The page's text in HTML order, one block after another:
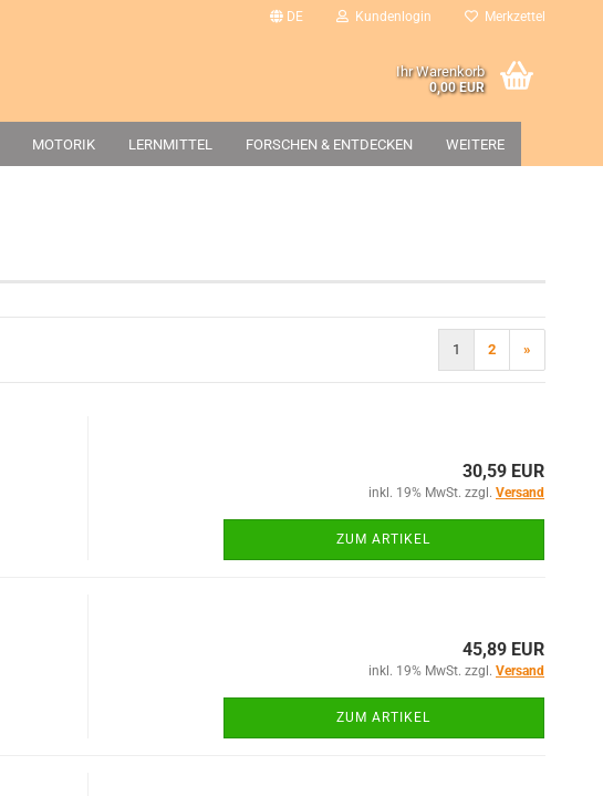
DE Kundenlogin Merkzettel
Ihr Warenkorb
0,00 EUR
MOTORIK LERNMITTEL FORSCHEN & ENTDECKEN WEITERE
1 2 »
30,59 EUR
inkl. 19% MwSt. zzgl. Versand
ZUM ARTIKEL
45,89 EUR
inkl. 19% MwSt. zzgl. Versand
ZUM ARTIKEL